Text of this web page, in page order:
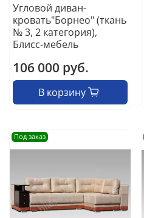
Угловой диван-
кровать"Борнео" (ткань
№ 3, 2 категория),
Блисс-мебель
106 000 руб.
В корзину
Под заказ